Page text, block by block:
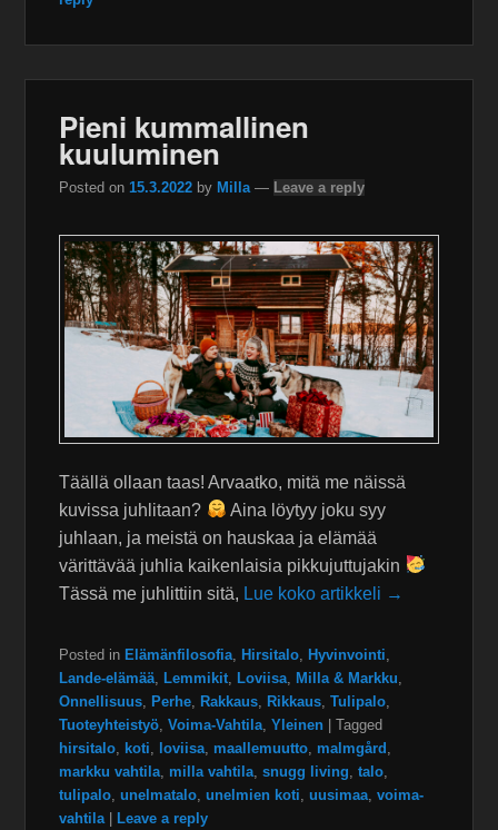
Pieni kummallinen
kuuluminen
Posted on 15.3.2022 by Milla — Leave a reply
Täällä ollaan taas! Arvaatko, mitä me näissä
kuvissa juhlitaan?
Aina löytyy joku syy
juhlaan, ja meistä on hauskaa ja elämää
värittävää juhlia kaikenlaisia pikkujuttujakin
Tässä me juhlittiin sitä, Lue koko artikkeli →
Posted in Elämänfilosofia Hirsitalo Hyvinvointi
Lande-elämää
Lemmikit Loviisa Milla & Markku
Onnellisuus
Perhe Rakkaus Rikkaus ,Tulipalo
Tuoteyhteistyö ,Voima-Vahtila ,Yleinen |Tagged
hirsitalo
koti loviisa maallemuutto malmgård
markku vahtila milla vahtila ,snugg living ,talo
tulipalo ,unelmatalo ,unelmien koti ,uusimaa ,voima-
vahtila
Leave a reply